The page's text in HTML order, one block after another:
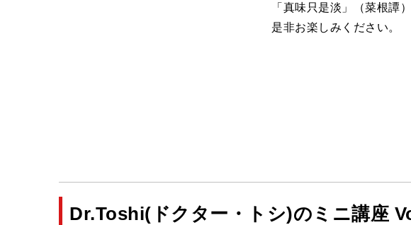
「真味只是淡」（菜根譚
是非お楽しみください。
Dr.Toshi(ドクター・トシ)の ミニ講座